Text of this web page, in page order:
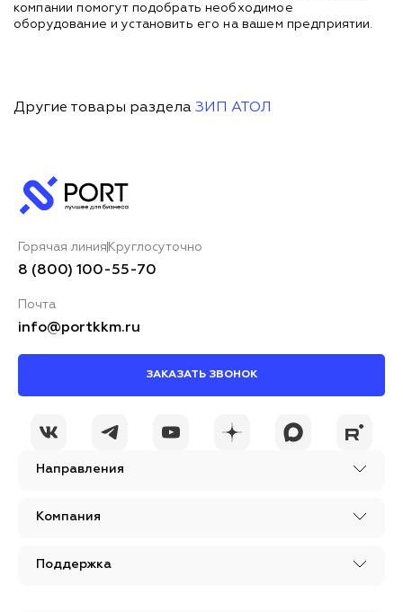
компании помогут подобрать необходимое
оборудование и установить его на вашем предприятии.
Другие товары раздела ЗИП АТОЛ
Направления
Компания
Поддержка
Горячая линия Круглосуточно
8 (800) 100-55-70
Почта
info@portkkm.ru
ЗАКАЗАТЬ ЗВОНОК